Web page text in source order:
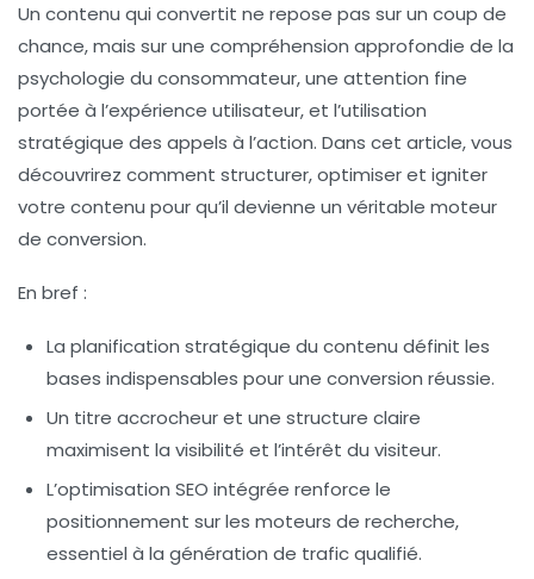
Un contenu qui convertit ne repose pas sur un coup de
chance, mais sur une compréhension approfondie de la
psychologie du consommateur, une attention fine
portée à l’expérience utilisateur, et l’utilisation
stratégique des appels à l’action. Dans cet article, vous
découvrirez comment structurer, optimiser et igniter
votre contenu pour qu’il devienne un véritable moteur
de conversion.
En bref :
La planification stratégique du contenu définit les
bases indispensables pour une conversion réussie.
Un titre accrocheuret une structure claire
maximisent la visibilité et l’intérêt du visiteur.
L’optimisation SEO intégrée renforce le
positionnement sur les moteurs de recherche,
essentiel à la génération de trafic qualifié.